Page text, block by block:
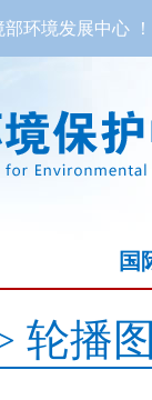
环境发展中心 ！
国
轮播